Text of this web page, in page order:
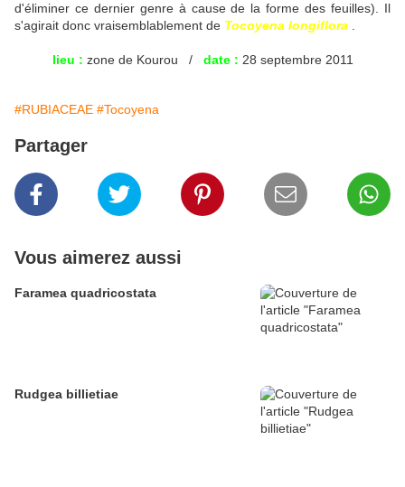
d'éliminer ce dernier genre à cause de la forme des feuilles). Il
s'agirait donc vraisemblablement de Tocoyena longiflora
lieu : zone de Kourou / date : 28 septembre 2011
#RUBIACEAE #Tocoyena
Partager
Vous aimerez aussi
Faramea quadricostata
Rudgea billietiae